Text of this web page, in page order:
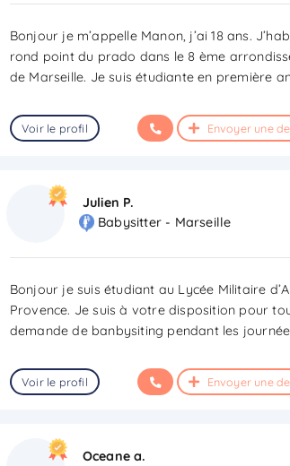
Bonjour je m’appelle Manon, j’ai 18 ans.
rond point du prado dans le 8 ème
de Marseille. Je suis étudiante en première
Voir le profil Envoyer une
Julien P.
Babysitter - Marseille
Bonjour je suis étudiant au Lycée Militaire
Provence. Je suis à votre disposition pour
demande de banbysiting pendant les
Voir le profil Envoyer une
Oceane a.